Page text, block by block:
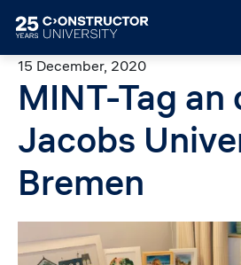
15 December, 2020
MINT-Tag an
Jacobs
Bremen